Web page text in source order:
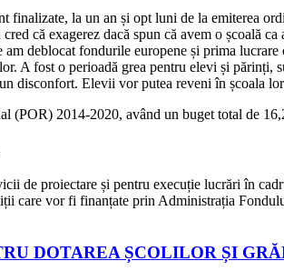
finalizate, la un an și opt luni de la emiterea
că exagerez dacă spun că avem o școală
deblocat fondurile europene și prima
A fost o perioadă grea pentru elevi și
disconfort. Elevii vor putea reveni în școala
(POR) 2014-2020, având un buget total de
de proiectare și pentru execuție lucrări în
vor fi finanțate prin Administrația
DOTAREA ȘCOLILOR ȘI